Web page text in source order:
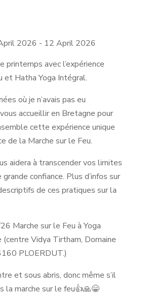
2026 - 12 April 2026
printemps avec l’expérience
et Hatha Yoga Intégral.
où je n’avais pas eu
accueillir en Bretagne pour
cette expérience unique
de la Marche sur le Feu.
aidera à transcender vos limites
confiance. Plus d’infos sur
de ces pratiques sur la
Marche sur le Feu à Yoga
Vidya Tirtham, Domaine
PLOERDUT.)
et sous abris, donc même s’il
la marche sur le feu👍🙏😁